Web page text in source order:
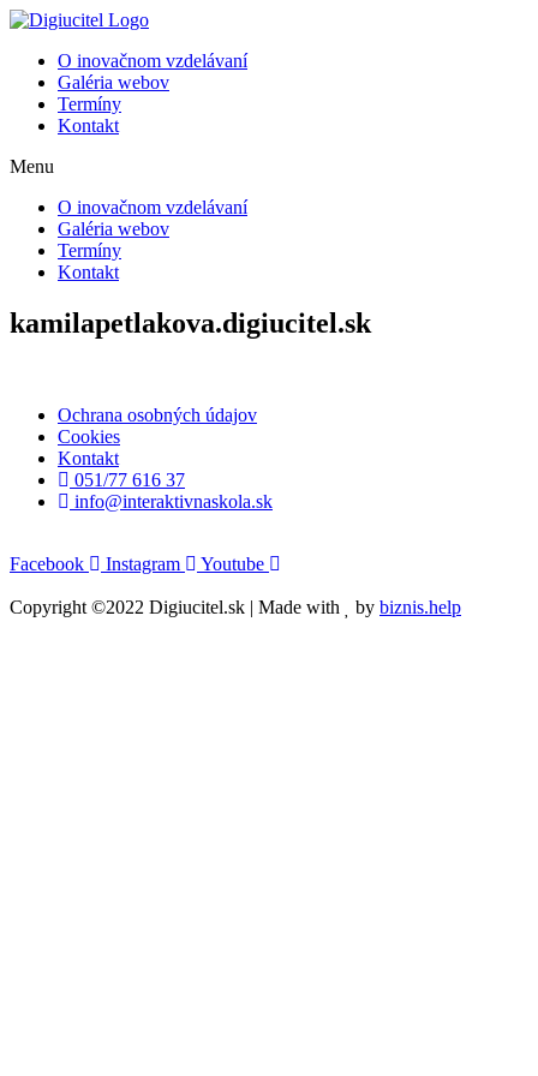
Preskočiť
obsah
O inovačnom vzdelávaní
Galéria webov
Termíny
Kontakt
Menu
O inovačnom vzdelávaní
Galéria webov
Termíny
Kontakt
kamilapetlakova.digiucitel.sk
Ochrana osobných údajov
Cookies
Kontakt
051/77 616 37
info@interaktivnaskola.sk
Facebook Instagram Youtube
Copyright ©2022 Digiucitel.sk | Made with by biznis.help